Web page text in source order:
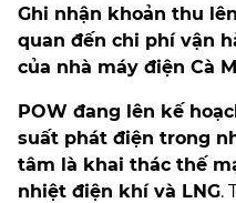
Ghi nhận khoản thu
quan đến chi phí vận
của nhà máy điện Cà
POW đang lên kế
suất phát điện trong
tâm là khai thác thế
nhiệt điện khí và LNG.